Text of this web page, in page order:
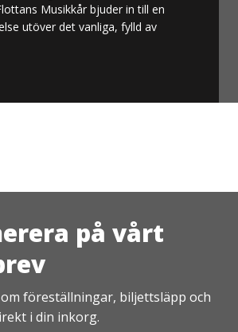
Musikkår bjuder in till en
utöver det vanliga, fylld av
på vårt
föreställningar, biljettsläpp och
i din inkorg.